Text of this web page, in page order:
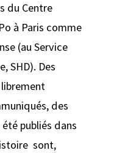
du Centre
à Paris comme
(au Service
SHD). Des
des
publiés dans
sont,